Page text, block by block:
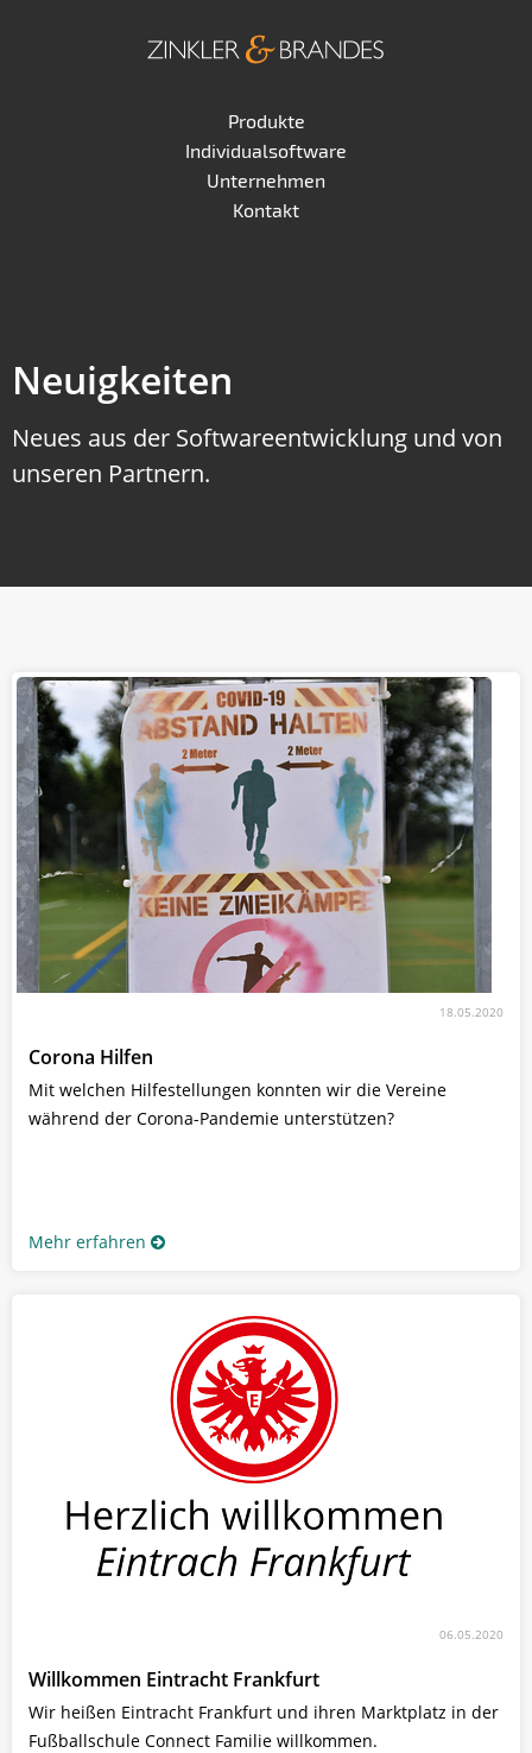
Produkte
Individualsoftware
Unternehmen
Kontakt
Neuigkeiten
Neues aus der Softwareentwicklung und von
unseren Partnern.
18.05.2020
Corona Hilfen
Mit welchen Hilfestellungen konnten wir die Vereine
während der Corona-Pandemie unterstützen?
Mehr erfahren
06.05.2020
Willkommen Eintracht Frankfurt
Wir heißen Eintracht Frankfurt und ihren Marktplatz in der
Fußballschule Connect Familie willkommen.